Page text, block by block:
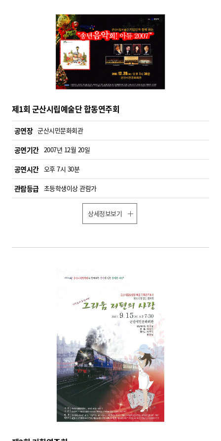
제1회 군산시립예술단 합동연주회
공연장 군산시민문화회관
공연기간 2007년 12월 20일
공연시간 오후 7시 30분
관람등급 초등학생이상 관람가
상세정보보기